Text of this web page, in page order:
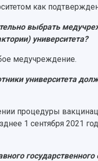
как
выбрать
университета?
медучреждение.
университета
процедуры
1 сентября 2021